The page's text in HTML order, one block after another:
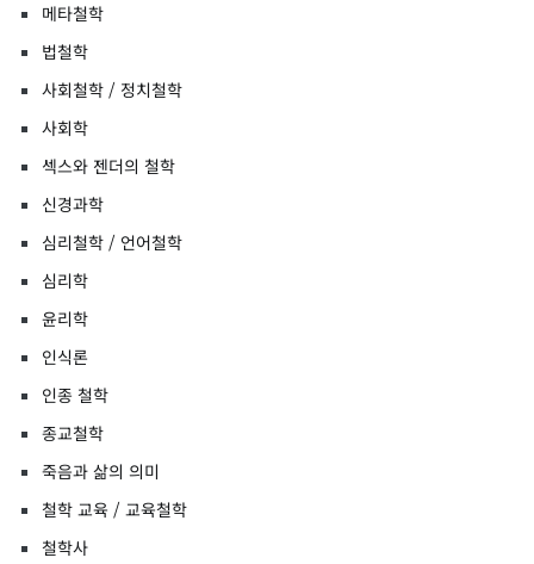
메타철학
법철학
사회철학 / 정치철학
사회학
섹스와 젠더의 철학
신경과학
심리철학 / 언어철학
심리학
윤리학
인식론
인종 철학
종교철학
죽음과 삶의 의미
철학 교육 / 교육철학
철학사